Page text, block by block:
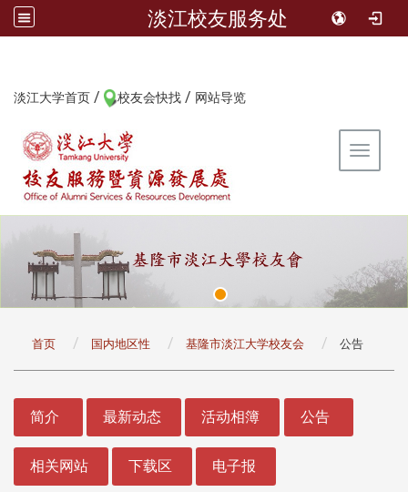
淡江校友服务处
淡江大学首页 / 校友会快找 / 网站导览
Toggle
首页 国内地区性 基隆市淡江大学校友会 公告
简介 最新动态 活动相簿 公告
相关网站 下载区 电子报